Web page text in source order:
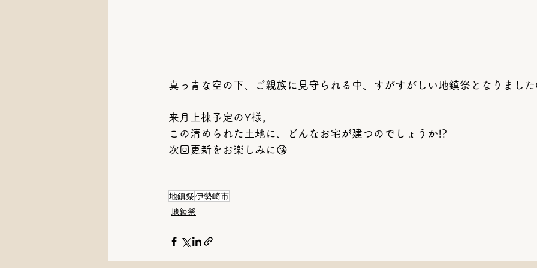
真っ青な空の下、ご親族に見守られる中、すがすがしい地鎮祭となりまし
来月上棟予定のY様。
この清められた土地に、どんなお宅が建つのでしょうか!?
次回更新をお楽しみに😘
地鎮祭伊勢崎市
地鎮祭